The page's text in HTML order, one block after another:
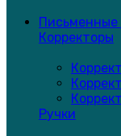
Корректоры
Ручки